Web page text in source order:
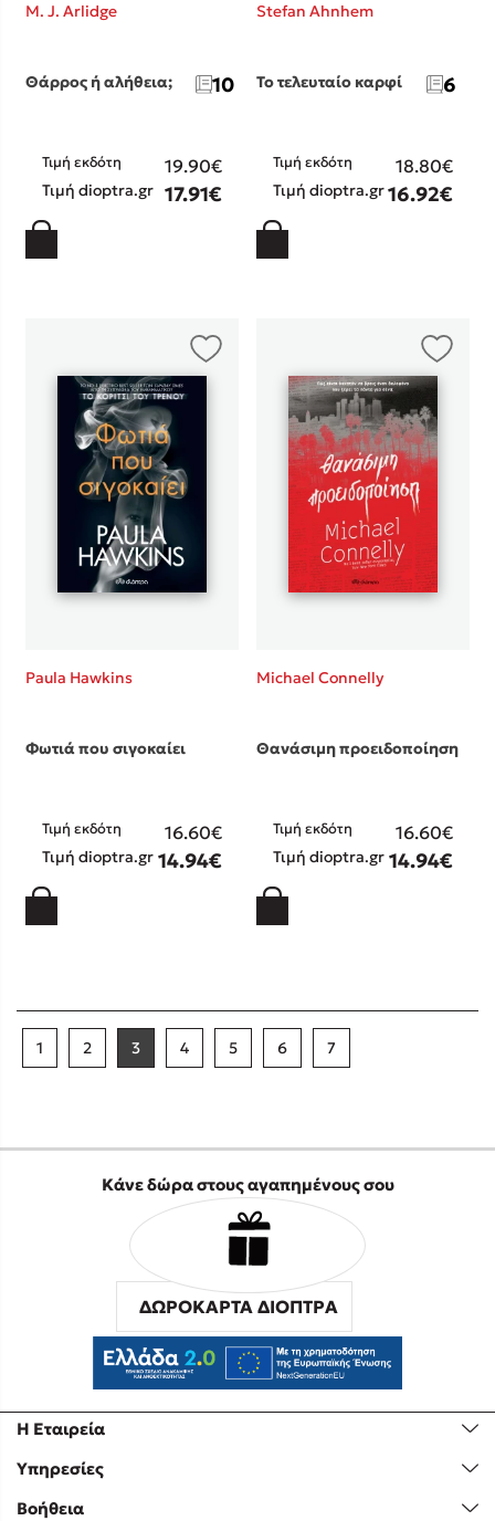
M. J. Arlidge
Θάρρος ή αλήθεια; 10
Τιμή εκδότη 19.90€
Τιμή dioptra.gr 17.91€
Stefan Ahnhem
Το τελευταίο καρφί 6
Τιμή εκδότη 18.80€
Τιμή dioptra.gr16.92€
Paula Hawkins
Φωτιά που σιγοκαίει
Τιμή εκδότη 16.60€
Τιμή dioptra.gr 14.94€
Michael Connelly
Θανάσιμη προειδοποίηση
Τιμή εκδότη 16.60€
Τιμή dioptra.gr 14.94€
1 2 3 4 5 6 7
Η Εταιρεία
Υπηρεσίες
Βοήθεια
Κάνε δώρα στους αγαπημένους σου
ΔΩΡΟΚΑΡΤΑ ΔΙΟΠΤΡΑ